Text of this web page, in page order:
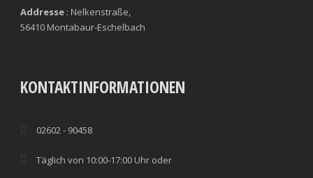
Addresse : Nelkenstraße,
56410 Montabaur-Eschelbach
KONTAKTINFORMATIONEN
02602 - 90458
Täglich von 10:00-17:00 Uhr oder